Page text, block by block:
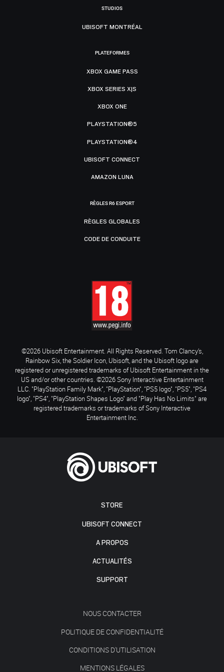
STORE
UBISOFT CONNECT
A PROPOS
ACTUALITÉS
SUPPORT
NOUS CONTACTER
POLITIQUE DE CONFIDENTIALITÉ
CONDITIONS D'UTILISATION
MENTIONS LÉGALES
STUDIOS
UBISOFT MONTRÉAL
PLATEFORMES
XBOX GAME PASS
XBOX SERIES X|S
XBOX ONE
PLAYSTATION®5
PLAYSTATION®4
UBISOFT CONNECT
AMAZON LUNA
RÈGLES R6 ESPORT
RÈGLES GLOBALES
CODE DE CONDUITE
©2026 Ubisoft Entertainment. All Rights Reserved. Tom Clancy’s,
Rainbow Six, the Soldier Icon, Ubisoft, and the Ubisoft logo are
registered or unregistered trademarks of Ubisoft Entertainment in the
US and/or other countries. ©2026 Sony Interactive Entertainment
LLC. "PlayStation Family Mark", "PlayStation", "PS5 logo", "PS5", "PS4
logo", "PS4", "PlayStation Shapes Logo" and "Play Has No Limits" are
registered trademarks or trademarks of Sony Interactive
Entertainment Inc.